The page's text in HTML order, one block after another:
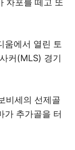
차포를 떼고 또
움에서 열린 토
커(MLS) 경기
비세의 선제골
가 추가골을 터